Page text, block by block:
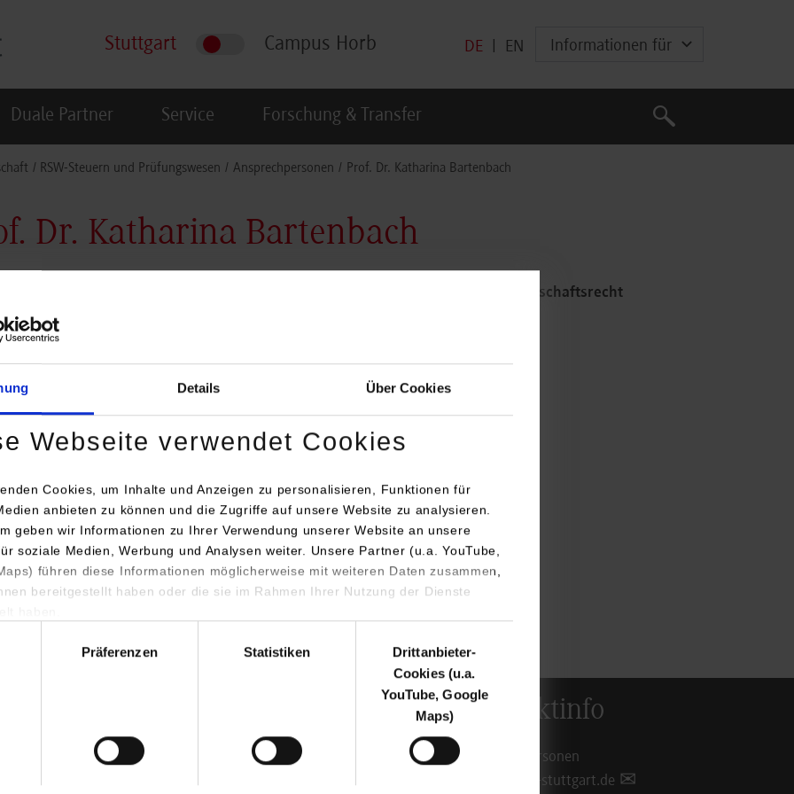
Details Über Cookies
Webseite verwendet Cookies
Cookies, um Inhalte und Anzeigen zu personalisieren, Funktionen für
anbieten zu können und die Zugriffe auf unsere Website zu analysieren.
geben wir Informationen zu Ihrer Verwendung unserer Website an unsere
soziale Medien, Werbung und Analysen weiter. Unsere Partner (u.a. YouTube,
führen diese Informationen möglicherweise mit weiteren Daten zusammen,
bereitgestellt haben oder die sie im Rahmen Ihrer Nutzung der Dienste
Präferenzen Statistiken
Drittanbieter-
Cookies (u.a.
YouTube, Google
Maps)
Stuttgart Campus Horb DE EN Informationen für
Duale Partner Service Forschung & Transfer
Suche
Suche
RSW-Steuern und Prüfungswesen Ansprechpersonen Prof. Dr. Katharina Bartenbach
Dr. Katharina Bartenbach
Professorin für Rechnungswesen, Steuern, Wirtschaftsrecht
Tel.:0711/1849-4727
katharina.bartenbach@dhbw-stuttgart.de
Studierendenportale
Kontaktinfo
Ansprechpersonen
info@dhbw-stuttgart.de